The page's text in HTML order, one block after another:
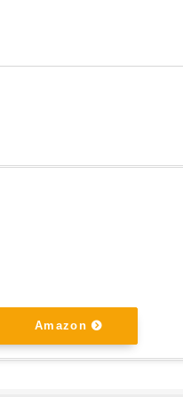
Amazon